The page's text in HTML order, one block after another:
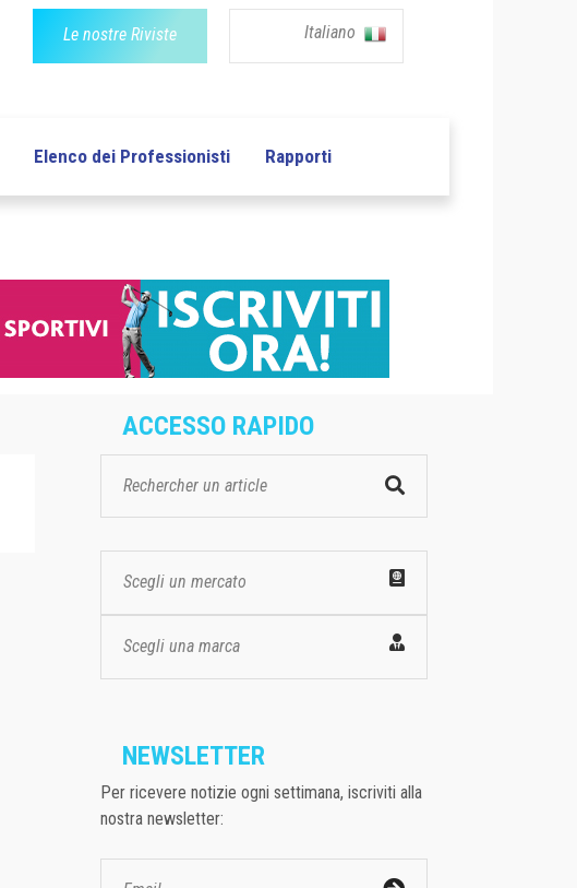
Le nostre Riviste Italiano
Elenco dei Professionisti Rapporti
ACCESSO RAPIDO
Scegli un mercato
Scegli una marca
NEWSLETTER
Per ricevere notizie ogni settimana, iscriviti alla
nostra newsletter: